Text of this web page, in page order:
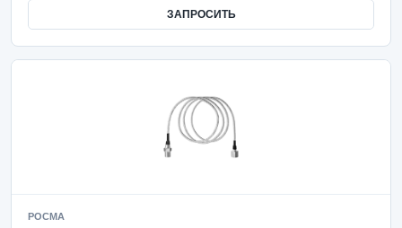
ЗАПРОСИТЬ
РОСМА